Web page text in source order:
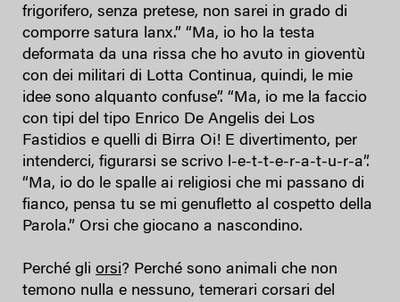
frigorifero, senza pretese, non sarei in grado di
comporre satura lanx.” “Ma, io ho la testa
deformata da una rissa che ho avuto in gioventù
con dei militari di Lotta Continua, quindi, le mie
idee sono alquanto confuse”. “Ma, io me la faccio
con tipi del tipo Enrico De Angelis dei Los
Fastidios e quelli di Birra Oi! E divertimento, per
intenderci, figurarsi se scrivo l-e-t-t-e-r-a-t-u-r-a”.
“Ma, io do le spalle ai religiosi che mi passano di
fianco, pensa tu se mi genufletto al cospetto della
Parola.” Orsi che giocano a nascondino.
Perché gli orsi? Perché sono animali che non
temono nulla e nessuno, temerari corsari del